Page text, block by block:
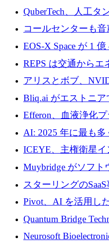
る: イノベーション
Luxembourg 2026
QuberTech、人工タ
ゴムを開発するため
コールセンターも
EOS-X Space が 1
Mistral が Emmi AI
での完全無人道路運
REPS は交通からエ
を発電所に変えるた
アリスとボブ、
らの投資でシリーズ
Bliq.ai がエストニ
認を獲得
Efferon、血液浄化
250万ユーロを確保
AI: 2025 年に最も
ICEYE、主権衛星
るために 3 億ユー
Muybridge がソフト
ラ テクノロジーを
で 1,600 万ドルを調
スターリングの
グループ利益は減少
Pivot、AI を活用し
ラットフォームを拡
ルを調達
Quantum Bridge
バーセキュリティ
Neurosoft